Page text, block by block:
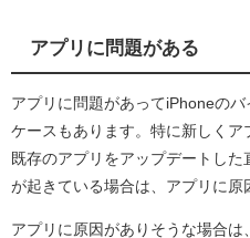
アプリに問題がある
アプリに問題があってiPhoneの
ケースもあります。特に新しくア
既存のアプリをアップデートし
が起きている場合は、アプリに原
アプリに原因がありそうな場合